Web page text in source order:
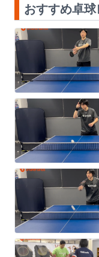
おすすめ卓